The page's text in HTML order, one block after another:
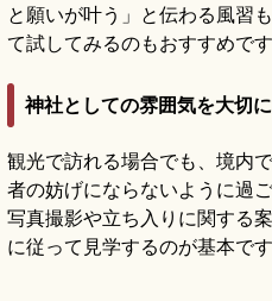
と願いが叶う」と伝わる風習
て試してみるのもおすすめです
神社としての雰囲気を大切
観光で訪れる場合でも、境内
者の妨げにならないように過
写真撮影や立ち入りに関する
に従って見学するのが基本です